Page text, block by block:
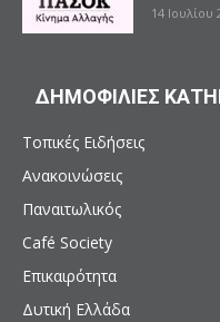
14 Ιουλίου
ΔΗΜΟΦΙΛΙΕΣ
Τοπικές Ειδήσεις
Ανακοινώσεις
Παναιτωλικός
Café Society
Επικαιρότητα
Δυτική Ελλάδα